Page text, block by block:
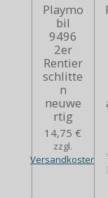
Playmo
bil
9496
2er
Rentier
schlitte
n
neuwe
rtig
14,75 €
zzgl.
Versandkosten